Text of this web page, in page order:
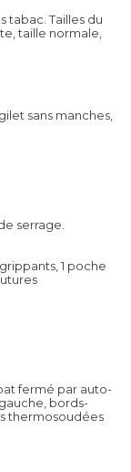
tabac. Tailles du
taille normale,
sans manches,
serrage.
1 poche
fermé par auto-
bords-
thermosoudées